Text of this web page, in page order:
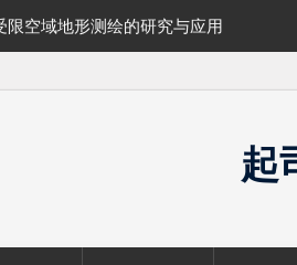
限空域地形测绘的研究与应用
起